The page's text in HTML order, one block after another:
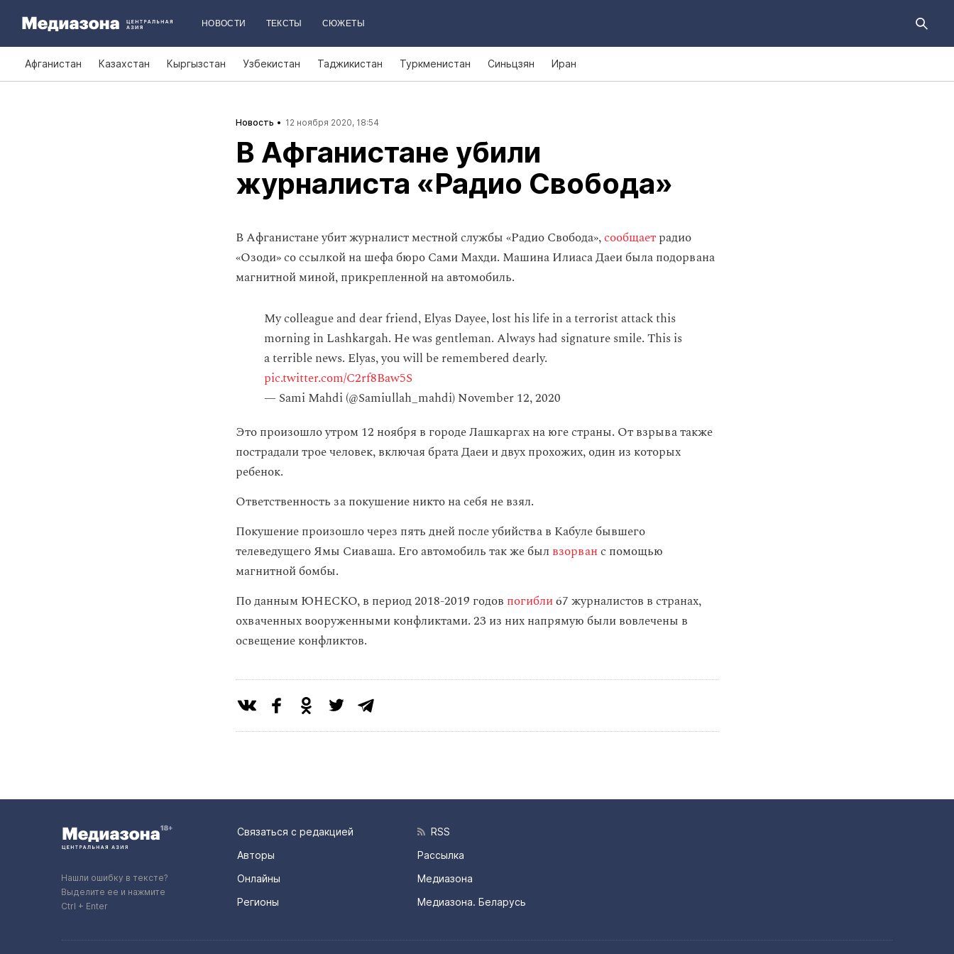
НОВОСТИ ТЕКСТЫ СЮЖЕТЫ
Афганистан Казахстан Кыргызстан Узбекистан Таджикистан Туркменистан Синьцзян Иран
Новость 12 ноября 2020, 18:54
В Афганистане убили
журналиста «Радио Свобода»
В Афганистане убит журналист местной службы «Радио Свобода»,сообщаетрадио
«Озоди» со ссылкой на шефа бюро Сами Махди. Машина Илиаса Даеи была подорвана
магнитной миной, прикрепленной на автомобиль.
My colleague and dear friend, Elyas Dayee, lost his life in a terrorist attack this
morning in Lashkargah. He was gentleman. Always had signature smile. This is
a terrible news. Elyas, you will be remembered dearly.
pic.twitter.com/C2rf8Baw5S
— Sami Mahdi (@Samiullah_mahdi)November 12, 2020
Это произошло утром 12 ноября в городе Лашкаргах на юге страны. От взрыва также
пострадали трое человек, включая брата Даеи и двух прохожих, один из которых
ребенок.
Ответственность за покушение никто на себя не взял.
Покушение произошло через пять дней после убийства в Кабуле бывшего
телеведущего Ямы Сиаваша. Его автомобиль так же был взорванс помощью
магнитной бомбы.
По данным ЮНЕСКО, в период 2018-2019 годов погибли67 журналистов в странах,
охваченных вооруженными конфликтами. 23 из них напрямую были вовлечены в
освещение конфликтов.
Нашли ошибку в тексте?
Выделите ее и нажмите
Ctrl + Enter
Связаться с редакцией
Авторы
Онлайны
Регионы
RSS
Рассылка
Медиазона
Медиазона. Беларусь